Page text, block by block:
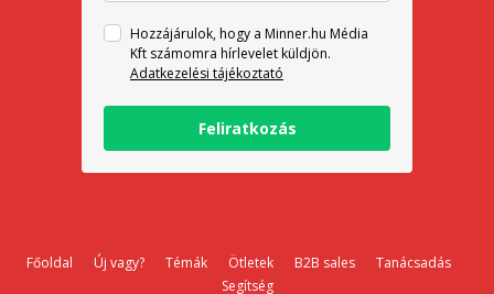
Hozzájárulok, hogy a Minner.hu Média
Kft számomra hírlevelet küldjön.
Adatkezelési tájékoztató
Feliratkozás
Főoldal Új vagy? Témák Ötletek B2B sales
Tanácsadás
Segítség